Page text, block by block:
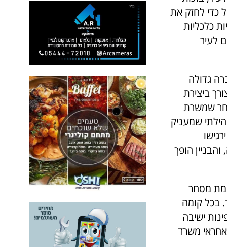
כדי לחזק את
כלכליות
לעיר
גדולה
ביצירת
שמשרת
שמעניק
הופך
של כ-9,000 מ"ר מעל קומת מסחר
קומות לחניה תת-קרקעית בשטח 8,000 מ"ר. בכל קומה
ישיבה
אחראי משרד